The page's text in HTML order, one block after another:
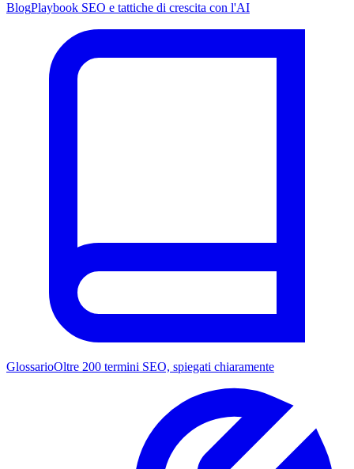
BlogPlaybook SEO e tattiche di crescita con l'AI
GlossarioOltre 200 termini SEO, spiegati chiaramente